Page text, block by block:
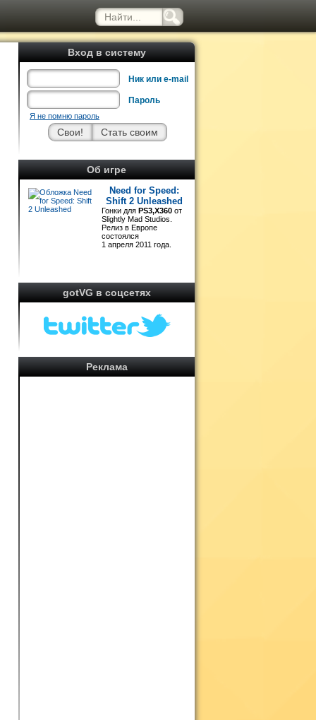
Вход в систему
Ник или e-mail
Пароль
Я не помню пароль
Об игре
Need for Speed:
Shift 2 Unleashed
Гонки для PS3,X360 от
Slightly Mad Studios.
Релиз в Европе
состоялся
1 апреля 2011 года.
gotVG в соцсетях
Реклама